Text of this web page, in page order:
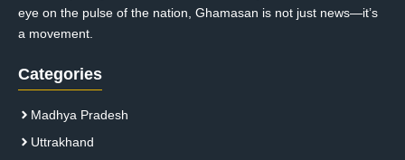
eye on the pulse of the nation, Ghamasan is not just news—it’s
a movement.
Categories
Madhya Pradesh
Uttrakhand